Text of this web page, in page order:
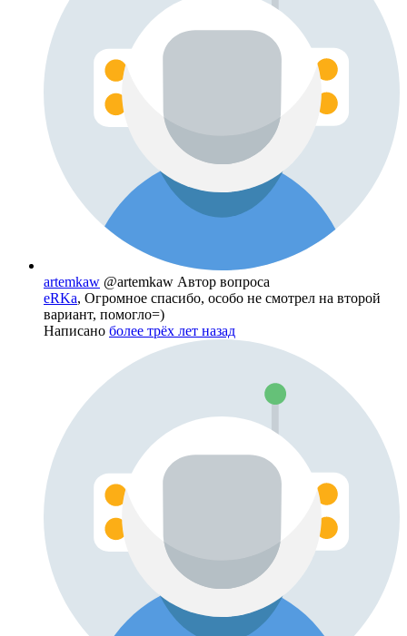
artemkaw @artemkaw Автор вопроса
eRKa, Огромное спасибо, особо не смотрел на второй
вариант, помогло=)
Написано более трёх лет назад